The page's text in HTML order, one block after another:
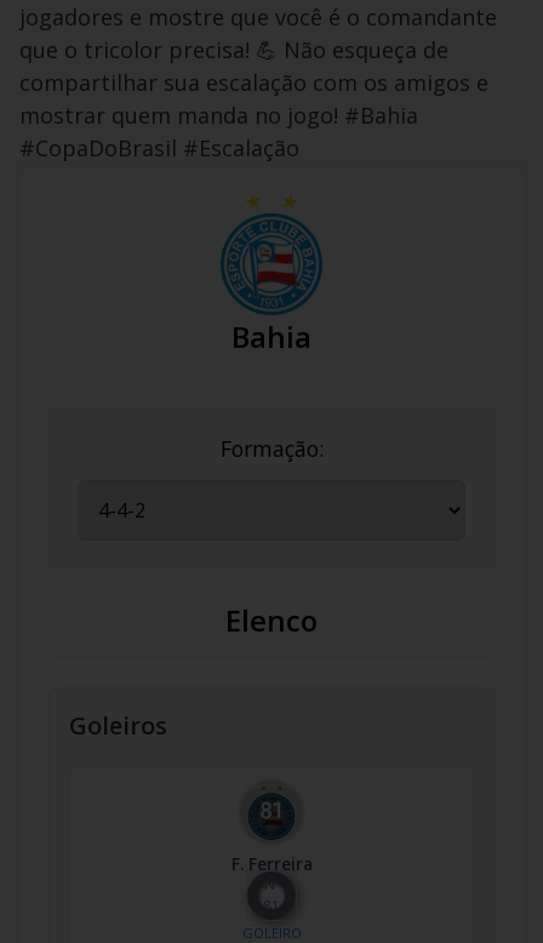
jogadores e mostre que você é o comandante
que o tricolor precisa! 💪 Não esqueça de
compartilhar sua escalação com os amigos e
mostrar quem manda no jogo! #Bahia
#CopaDoBrasil #Escalação
Bahia
Formação:
Elenco
Goleiros
F. Ferreira
Nº
81
GOLEIRO